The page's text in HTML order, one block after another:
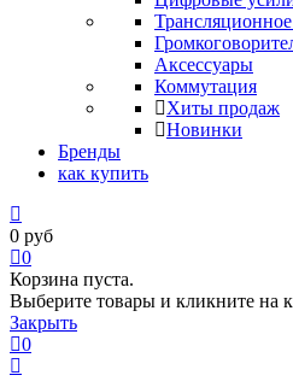
Аксессуары
Коммутация
Хиты продаж
Новинки
Бренды
как купить
0 руб
0
Корзина пуста.
Выберите товары и кликните на
Закрыть
0